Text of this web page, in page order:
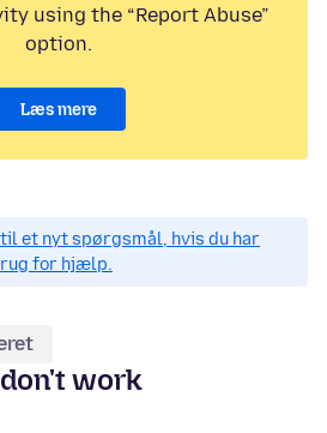
using the “Report Abuse”
option.
Læs mere
et nyt spørgsmål, hvis du har
for hjælp.
work